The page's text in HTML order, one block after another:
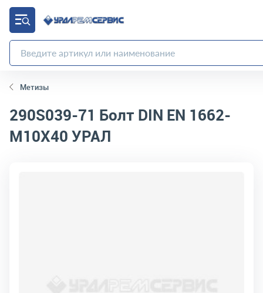
Метизы
290S039-71 Болт DIN EN 1662-
М10Х40 УРАЛ